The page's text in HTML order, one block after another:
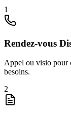
1
Rendez-vous
Appel ou visio pour
besoins.
2